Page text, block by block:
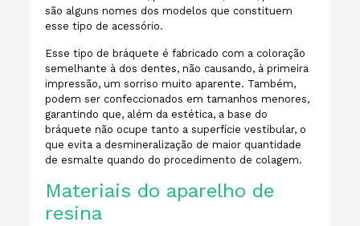
são alguns nomes dos modelos que constituem
esse tipo de acessório.
Esse tipo de bráquete é fabricado com a coloração
semelhante à dos dentes, não causando, à primeira
impressão, um sorriso muito aparente. Também,
podem ser confeccionados em tamanhos menores,
garantindo que, além da estética, a base do
bráquete não ocupe tanto a superfície vestibular, o
que evita a desmineralização de maior quantidade
de esmalte quando do procedimento de colagem.
Materiais do aparelho de
resina